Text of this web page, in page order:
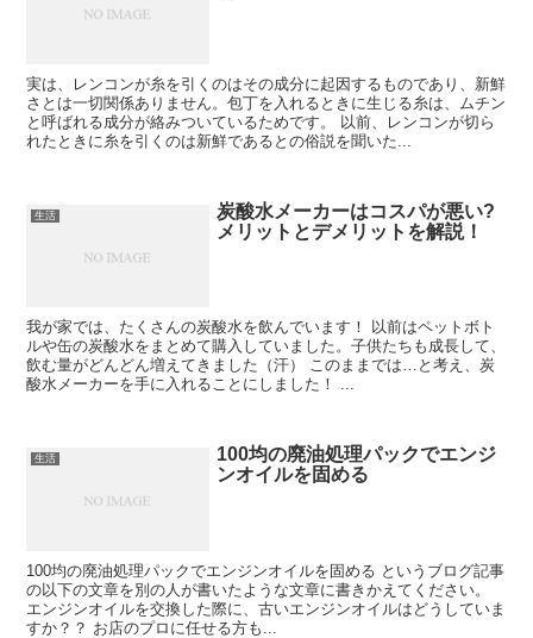
実は、レンコンが糸を引くのはその成分に起因するものであり、新鮮
さとは一切関係ありません。包丁を入れるときに生じる糸は、ムチン
と呼ばれる成分が絡みついているためです。 以前、レンコンが切ら
れたときに糸を引くのは新鮮であるとの俗説を聞いた...
生活
炭酸水メーカーはコスパが悪い?
メリットとデメリットを解説！
我が家では、たくさんの炭酸水を飲んでいます！ 以前はペットボト
ルや缶の炭酸水をまとめて購入していました。子供たちも成長して、
飲む量がどんどん増えてきました（汗） このままでは…と考え、炭
酸水メーカーを手に入れることにしました！ ...
生活
100均の廃油処理パックでエンジ
ンオイルを固める
100均の廃油処理パックでエンジンオイルを固める というブログ記事
の以下の文章を別の人が書いたような文章に書きかえてください。
エンジンオイルを交換した際に、古いエンジンオイルはどうしていま
すか？？ お店のプロに任せる方も...